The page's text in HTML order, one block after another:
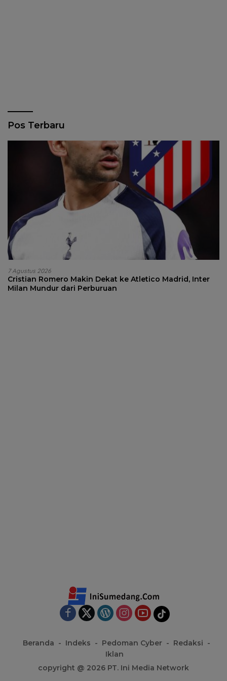
Pos Terbaru
7 Agustus 2026
Cristian Romero Makin Dekat ke Atletico Madrid, Inter
Milan Mundur dari Perburuan
Beranda Indeks Pedoman Cyber
Redaksi
Iklan
copyright @ 2026 PT. Ini Media Network